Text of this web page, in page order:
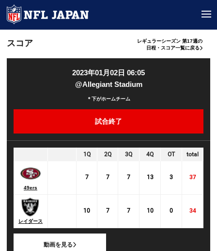
スコア
レギュラーシーズン 第17週の
日程・スコア一覧に戻る
2023年01月02日 06:05
@Allegiant Stadium
＊下がホームチーム
試合終了
1Q 2Q 3Q 4Q OT total
49ers
7 7 7 13 3 37
レイダース
10 7 7 10 0 34
動画を見る